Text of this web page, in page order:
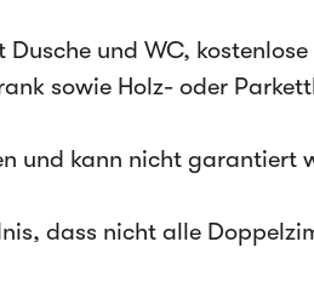
und WC,
sowie Holz- oder
und kann nicht garantiert
dass nicht alle